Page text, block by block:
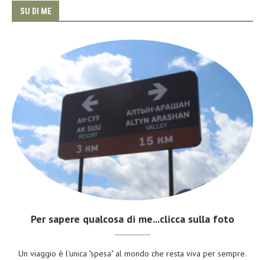
SU DI ME
Per sapere qualcosa di me...clicca sulla foto
Un viaggio è l'unica "spesa" al mondo che resta viva per sempre.